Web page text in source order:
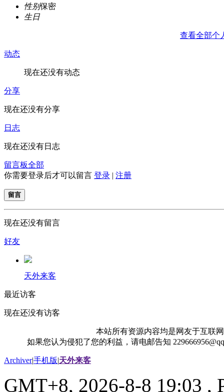
性别保密
生日
查看全部个
动态
现在还没有动态
分享
现在还没有分享
日志
现在还没有日志
留言板全部
你需要登录后才可以留言 登录 | 注册
留言
现在还没有留言
好友
天外来客
最近访客
现在还没有访客
本站所有资源内容均是网友于互联
如果您认为侵犯了您的利益，请电邮告知
Archiver|手机版|天外来客
GMT+8, 2026-8-8 19:03 ,